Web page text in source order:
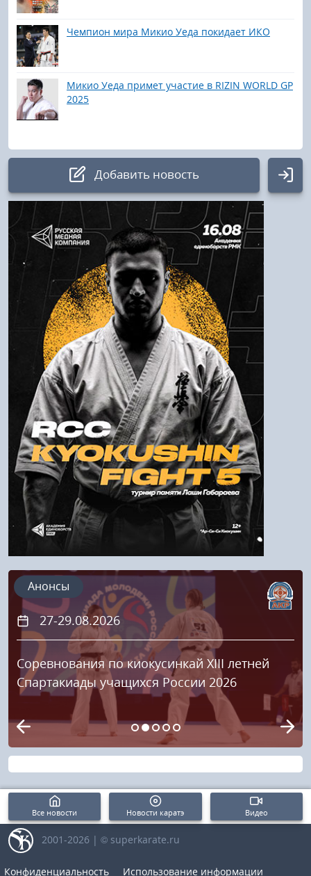
Чемпион мира Микио Уеда покидает ИКО
Микио Уеда примет участие в RIZIN WORLD GP
2025
Добавить новость
Авторизация
Логин:
Пароль
Войти
Напомнить пароль
Регистрация
27-29.08.2026
Соревнования по киокусинкай XIII летней
Спартакиады учащихся России 2026
Анонсы
Все новости Новости каратэ Видео
2001-2026 | © superkarate.ru
Конфиденциальность Использование информации